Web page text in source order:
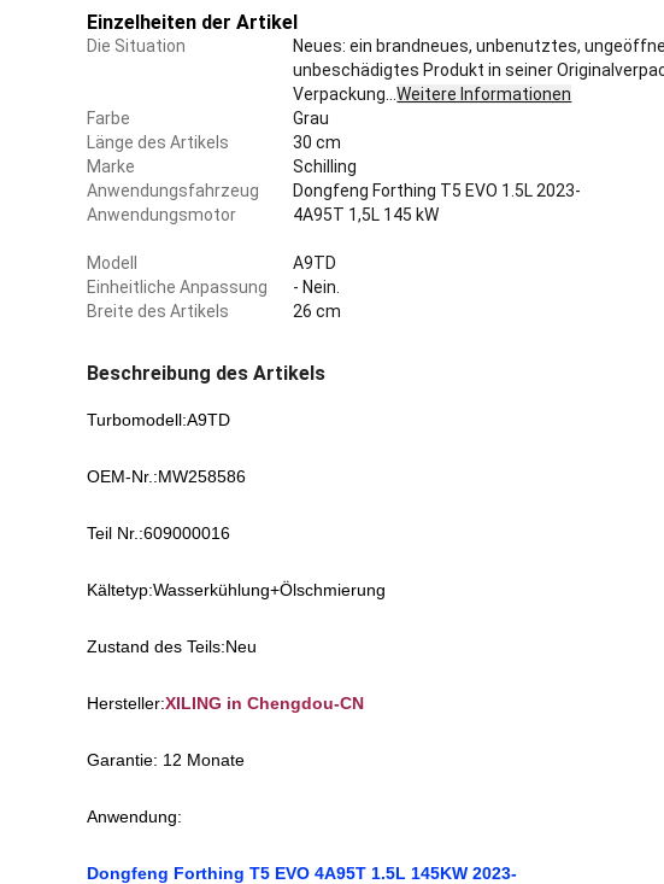
Einzelheiten der Artikel
Die Situation
Neues: ein brandneues, unbenutztes,
unbeschädigtes Produkt in seiner
Verpackung...Weitere Informationen
e
Farbe Grau
Länge des Artikels
30 cm
Marke
Schilling
Anwendungsfahrzeug
Dongfeng Forthing T5 EVO 1.5L 2023-
Anwendungsmotor
4A95T 1,5L 145 kW
Modell A9TD
Einheitliche Anpassung
- Nein.
Breite des Artikels
26 cm
Beschreibung des Artikels
Turbomodell:A9TD
OEM-Nr.:MW258586
Teil Nr.:609000016
Kältetyp:Wasserkühlung+Ölschmierung
Zustand des Teils:Neu
Hersteller:XILING in Chengdou-CN
Garantie: 12 Monate
Anwendung:
Dongfeng Forthing T5 EVO 4A95T 1.5L 145KW 2023-